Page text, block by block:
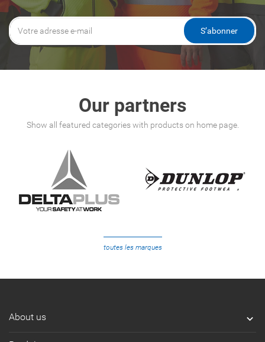
S’abonner
Our partners
Show all featured categories with products on home page.
toutes les marques
About us 